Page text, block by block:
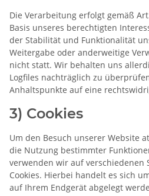
Die Verarbeitung erfolgt gemäß
Basis unseres berechtigten
der Stabilität und Funktionalität
Weitergabe oder anderweitige
nicht statt. Wir behalten uns
Logfiles nachträglich zu
Anhaltspunkte auf eine
3) Cookies
Um den Besuch unserer Website
die Nutzung bestimmter
verwenden wir auf verschiedenen
Cookies. Hierbei handelt es sich
auf Ihrem Endgerät abgelegt